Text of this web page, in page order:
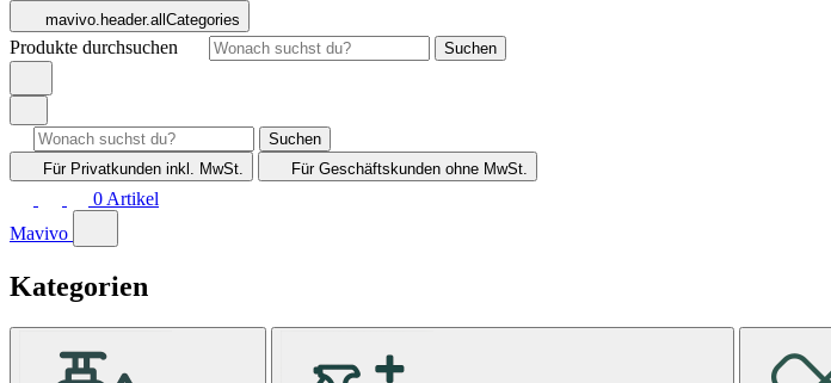
mavivo.header.allCategories
Produkte durchsuchen Suchen
Suchen
Für Privatkunden inkl. MwSt. Für Geschäftskunden ohne MwSt.
0 Artikel
Mavivo
Kategorien